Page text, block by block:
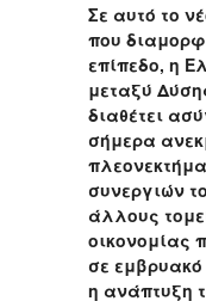
Σε αυτό το
που
επίπεδο, η
μεταξύ
διαθέτει
σήμερα
συνεργιών
άλλους
οικονομίας
σε
η ανάπτυξη